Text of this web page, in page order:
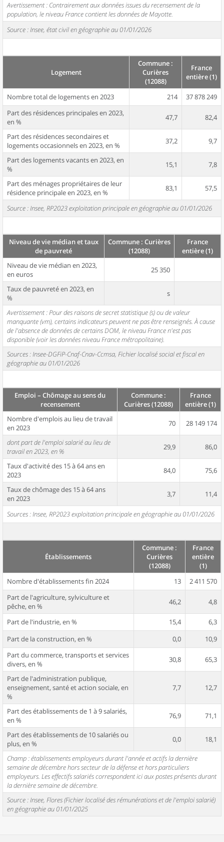
Avertissement : Contrairement aux données issues du recensement de la
population, le niveau France contient les données de Mayotte.
Source : Insee, état civil en géographie au 01/01/2026
Logement
Commune :
Curières
(12088)
France
entière (1)
Nombre total de logements en 2023 214
37 878 249
Part des résidences principales en 2023,
en %
47,7 82,4
Part des résidences secondaires et
logements occasionnels en 2023, en %
37,2 9,7
Part des logements vacants en 2023, en
%
15,1 7,8
Part des ménages propriétaires de leur
résidence principale en 2023, en %
83,1 57,5
Source : Insee, RP2023 exploitation principale en géographie au 01/01/2026
Niveau de vie médian et taux
de pauvreté
Commune : Curières
(12088)
France
entière (1)
Niveau de vie médian en 2023,
en euros
25 350
Taux de pauvreté en 2023, en
%
s
Avertissement : Pour des raisons de secret statistique (s) ou de valeur
manquante (vm), certains indicateurs peuvent ne pas être renseignés. À cause
de l'absence de données de certains DOM, le niveau France n'est pas
disponible (voir les données niveau France métropolitaine).
Sources : Insee-DGFiP-Cnaf-Cnav-Ccmsa, Fichier localisé social et fiscal en
géographie au 01/01/2026
Emploi – Chômage au sens du
recensement
Commune :
Curières (12088)
France
entière (1)
Nombre d'emplois au lieu de travail
en 2023
70 28 149 174
dont part de l'emploi salarié au lieu de
travail en 2023, en %
29,9 86,0
Taux d'activité des 15 à 64 ans en
2023
84,0 75,6
Taux de chômage des 15 à 64 ans
en 2023
3,7 11,4
Sources : Insee, RP2023 exploitation principale en géographie au 01/01/2026
Établissements
Commune :
Curières
(12088)
France
entière
(1)
Nombre d'établissements fin 2024
13
2 411 570
Part de l'agriculture, sylviculture et
pêche, en %
46,2 4,8
Part de l'industrie, en % 15,4
6,3
Part de la construction, en %
0,0
10,9
Part du commerce, transports et services
divers, en %
30,8 65,3
Part de l'administration publique,
enseignement, santé et action sociale, en
%
7,7 12,7
Part des établissements de 1 à 9 salariés,
en %
76,9 71,1
Part des établissements de 10 salariés ou
plus, en %
0,0 18,1
Champ : établissements employeurs durant l'année et actifs la dernière
semaine de décembre hors secteur de la défense et hors particuliers
employeurs. Les effectifs salariés correspondent ici aux postes présents durant
la dernière semaine de décembre.
Source : Insee, Flores (Fichier localisé des rémunérations et de l'emploi salarié)
en géographie au 01/01/2025